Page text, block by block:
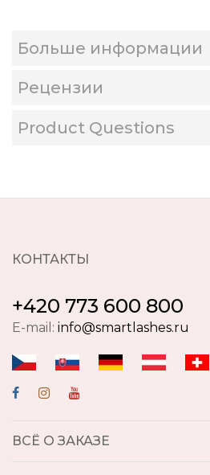
Больше информации
Рецензии
Product Questions
КОНТАКТЫ
+420 773 600 800
E-mail: info@smartlashes.ru
ВСЁ О ЗАКАЗЕ